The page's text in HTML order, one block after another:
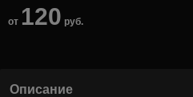
от 120 руб.
Описание